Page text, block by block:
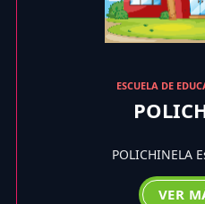
ESCUELA DE
POLICHINELA
VER